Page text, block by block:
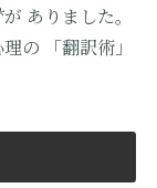
ありました。
の
「翻訳術」